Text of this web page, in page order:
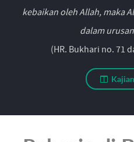
kebaikan oleh Allah, maka
dalam
(HR. Bukhari no. 71